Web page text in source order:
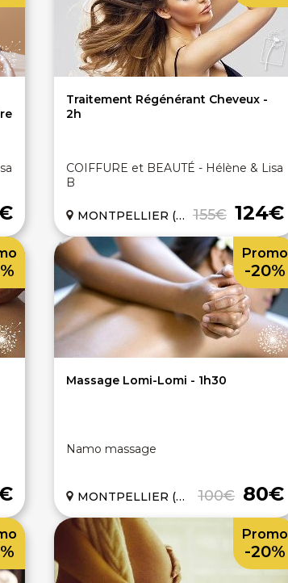
Traitement Régénérant Cheveux -
2h
COIFFURE et BEAUTÉ - Hélène & Lisa
B
155€ 124€
MONTPELLIER (34)
Massage Lomi-Lomi - 1h30
Namo massage
100€ 80€
MONTPELLIER (34)
Promo
-20%
Promo
-20%